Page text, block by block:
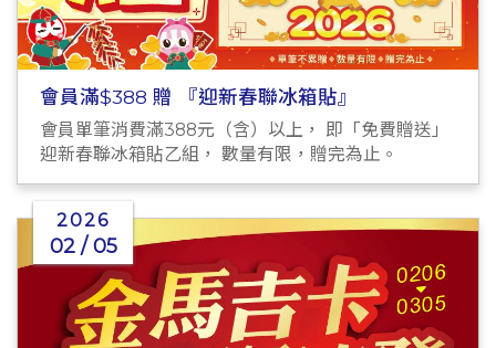
會員滿$388 贈 『迎新春聯冰箱貼』
會員單筆消費滿388元（含）以上， 即「免費贈送」
迎新春聯冰箱貼乙組， 數量有限，贈完為止。
2026
02 / 05